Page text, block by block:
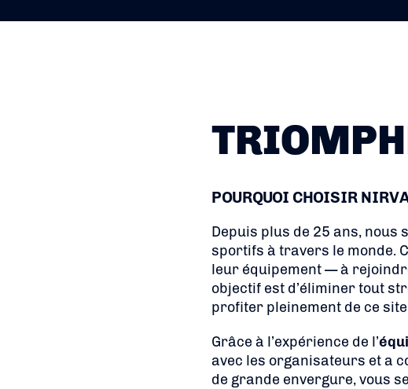
POURQUOI CHOISIR
Depuis plus de 25 ans, nous
sportifs à travers le monde.
leur équipement — à
objectif est d’éliminer tout
profiter pleinement de ce
Grâce à l’expérience de l’
avec les organisateurs et a
de grande envergure, vous